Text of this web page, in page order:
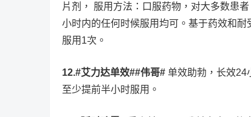
片剂， 服用方法：口服药物，对大多数患
小时内的任何时候服用均可。基于药效和
服用1次。
12.#艾力达单效##伟哥# 单效助勃，长效24
至少提前半小时服用。